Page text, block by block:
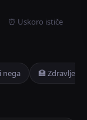
⏰ Uskoro ističe
nega 🏥 Zdravlje